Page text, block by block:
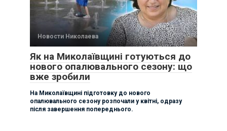
Новости Николаева
Як на Миколаївщині готуються до
нового опалювального сезону: що
вже зробили
На Миколаївщині підготовку до нового
опалювального сезону розпочали у квітні, одразу
після завершення попереднього.